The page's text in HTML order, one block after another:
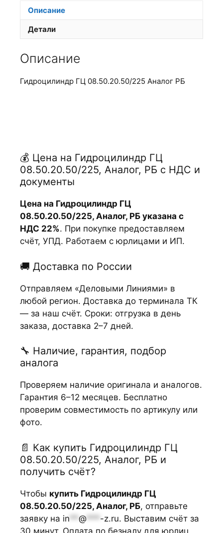
Описание
Детали
Описание
Гидроцилиндр ГЦ 08.50.20.50/225 Аналог РБ
💰 Цена на Гидроцилиндр ГЦ
08.50.20.50/225, Аналог, РБ с НДС и
документы
Цена на Гидроцилиндр ГЦ
08.50.20.50/225, Аналог, РБ указана с
НДС 22%. При покупке предоставляем
счёт, УПД. Работаем с юрлицами и ИП.
🚚 Доставка по России
Отправляем «Деловыми Линиями» в
любой регион. Доставка до терминала ТК
— за наш счёт. Сроки: отгрузка в день
заказа, доставка 2–7 дней.
🔧 Наличие, гарантия, подбор
аналога
Проверяем наличие оригинала и аналогов.
Гарантия 6–12 месяцев. Бесплатно
проверим совместимость по артикулу или
фото.
📄 Как купить Гидроцилиндр ГЦ
08.50.20.50/225, Аналог, РБ и
получить счёт?
Чтобы купить Гидроцилиндр ГЦ
08.50.20.50/225, Аналог, РБ, отправьте
заявку на in ** @ *** -z.ru. Выставим счёт за
30 минут. Оплата по безналу для юрлиц,